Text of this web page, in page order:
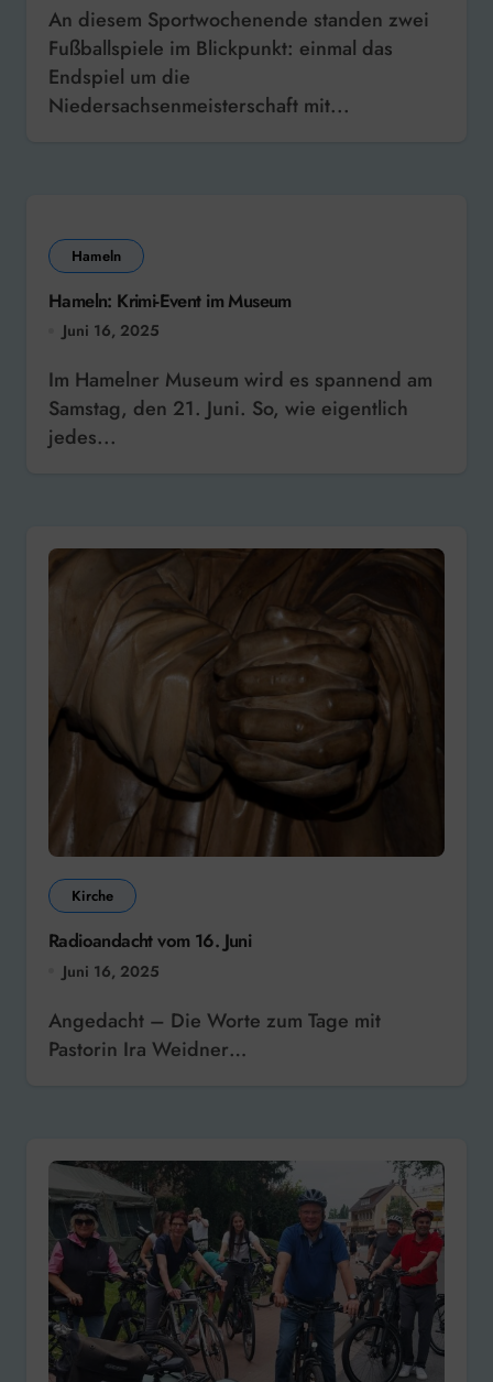
An diesem Sportwochenende standen zwei
Fußballspiele im Blickpunkt: einmal das
Endspiel um die
Niedersachsenmeisterschaft mit...
Hameln
Hameln: Krimi-Event im Museum
Juni 16, 2025
Im Hamelner Museum wird es spannend am
Samstag, den 21. Juni. So, wie eigentlich
jedes...
Kirche
Radioandacht vom 16. Juni
Juni 16, 2025
Angedacht – Die Worte zum Tage mit
Pastorin Ira Weidner…